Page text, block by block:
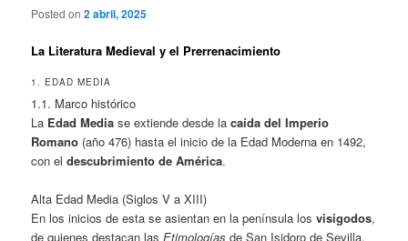
Posted on2 abril, 2025
La Literatura Medieval y el Prerrenacimiento
1. EDAD MEDIA
1.1. Marco histórico
La Edad Media se extiende desde lacaída del Imperio
Romano (año 476) hasta el inicio de la Edad Moderna en 1492,
con eldescubrimiento de América.
Alta Edad Media (Siglos V a XIII)
En los inicios de esta se asientan en la península losvisigodos,
de quienes destacan lasEtimologías de San Isidoro de Sevilla.